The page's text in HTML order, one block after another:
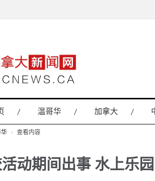
温哥华 加拿大
› 查看内容
动期间出事 水上乐